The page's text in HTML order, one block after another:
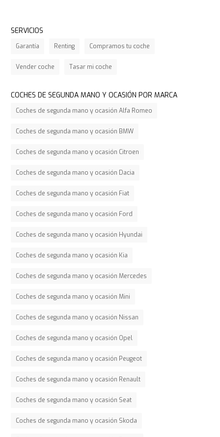
SERVICIOS
Garantía Renting Compramos tu coche
Vender coche Tasar mi coche
COCHES DE SEGUNDA MANO Y OCASIÓN POR MARCA
Coches de segunda mano y ocasión Alfa Romeo
Coches de segunda mano y ocasión BMW
Coches de segunda mano y ocasión Citroen
Coches de segunda mano y ocasión Dacia
Coches de segunda mano y ocasión Fiat
Coches de segunda mano y ocasión Ford
Coches de segunda mano y ocasión Hyundai
Coches de segunda mano y ocasión Kia
Coches de segunda mano y ocasión Mercedes
Coches de segunda mano y ocasión Mini
Coches de segunda mano y ocasión Nissan
Coches de segunda mano y ocasión Opel
Coches de segunda mano y ocasión Peugeot
Coches de segunda mano y ocasión Renault
Coches de segunda mano y ocasión Seat
Coches de segunda mano y ocasión Skoda